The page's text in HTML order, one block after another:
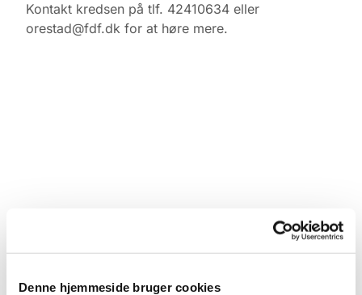
Denne hjemmeside bruger cookies
Kontakt kredsen på tlf. 42410634 eller
orestad@fdf.dk for at høre mere.